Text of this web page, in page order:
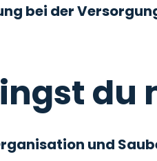
bei der
du
und